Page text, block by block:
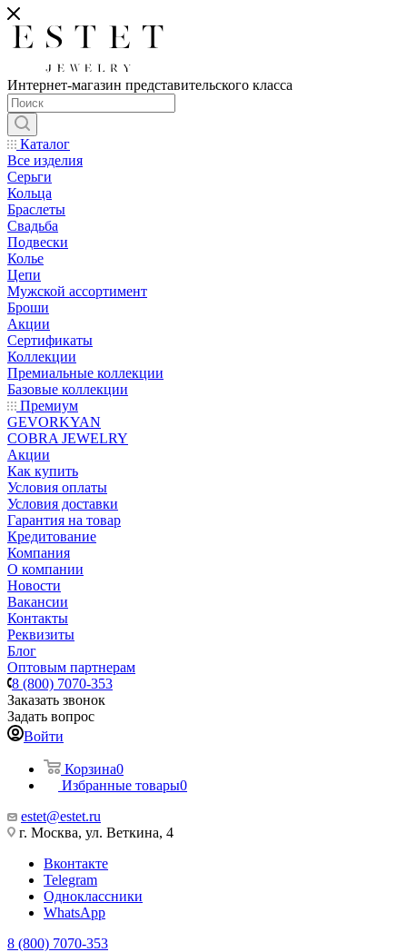
Интернет-магазин представительского класса
Каталог
Все изделия
Серьги
Кольца
Браслеты
Свадьба
Подвески
Колье
Цепи
Мужской ассортимент
Броши
Акции
Сертификаты
Коллекции
Премиальные коллекции
Базовые коллекции
Премиум
GEVORKYAN
COBRA JEWELRY
Акции
Как купить
Условия оплаты
Условия доставки
Гарантия на товар
Кредитование
Компания
О компании
Новости
Вакансии
Контакты
Реквизиты
Блог
Оптовым партнерам
8 (800) 7070-353
Заказать звонок
Задать вопрос
Войти
Корзина0
Избранные товары0
estet@estet.ru
г. Москва, ул. Веткина, 4
Вконтакте
Telegram
Одноклассники
WhatsApp
8 (800) 7070-353